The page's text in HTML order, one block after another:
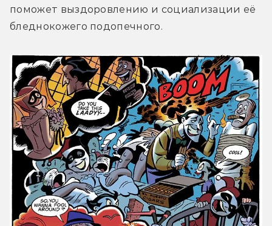
поможет выздоровлению и социализации её
бледнокожего подопечного.